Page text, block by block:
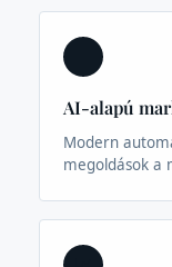
AI-alapú
Modern
megoldások a